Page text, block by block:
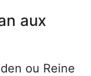
aux
ou Reine